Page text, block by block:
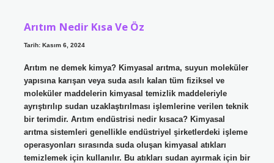
Arıtım Nedir Kısa Ve Öz
Tarih: Kasım 6, 2024
Arıtım ne demek kimya? Kimyasal arıtma, suyun moleküler
yapısına karışan veya suda asılı kalan tüm fiziksel ve
moleküler maddelerin kimyasal temizlik maddeleriyle
ayrıştırılıp sudan uzaklaştırılması işlemlerine verilen teknik
bir terimdir. Arıtım endüstrisi nedir kısaca? Kimyasal
arıtma sistemleri genellikle endüstriyel şirketlerdeki işleme
operasyonları sırasında suda oluşan kimyasal atıkları
temizlemek için kullanılır. Bu atıkları sudan ayırmak için bir